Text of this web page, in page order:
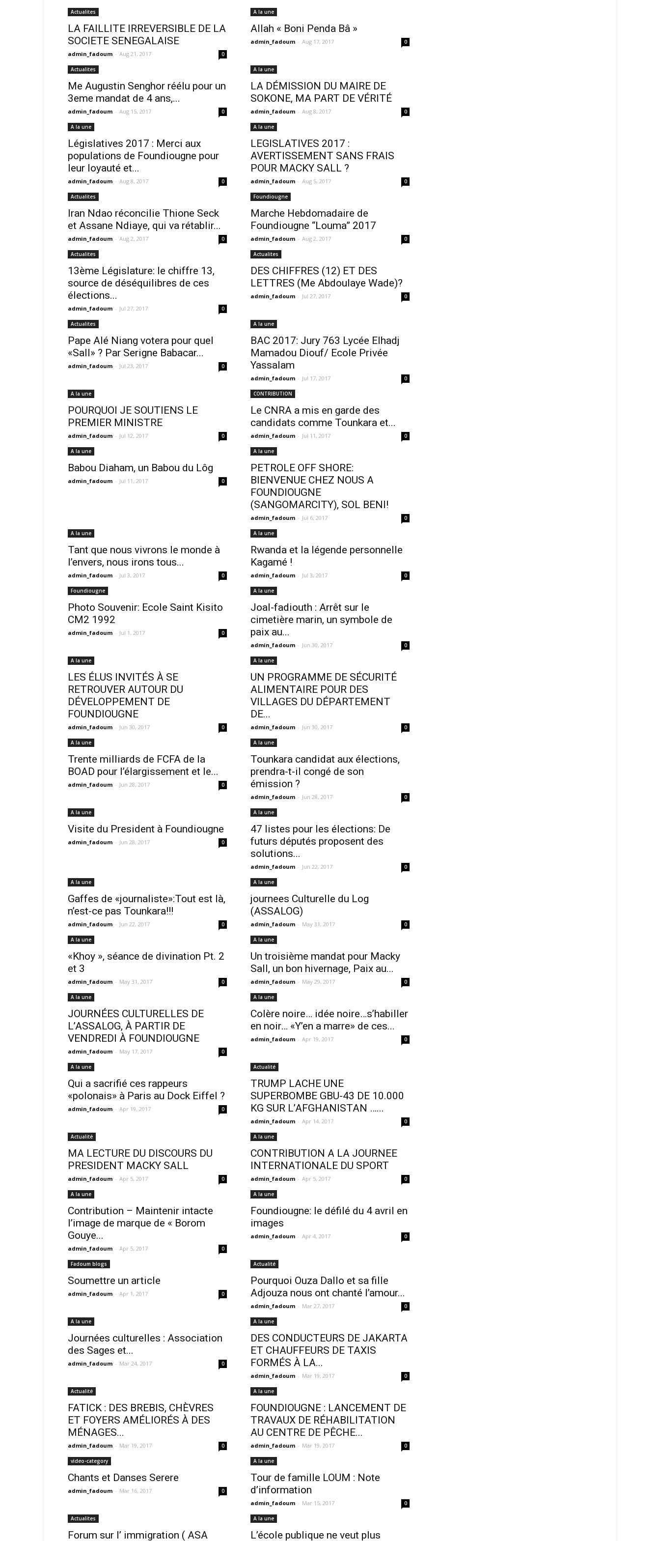
Actualites
LA FAILLITE IRREVERSIBLE DE LA
SOCIETE SENEGALAISE
admin_fadoum - Aug 21, 2017 0
A la une
Allah « Boni Penda Bâ »
admin_fadoum - Aug 17, 2017 0
Actualites
Me Augustin Senghor réélu pour un
3eme mandat de 4 ans,...
admin_fadoum - Aug 15, 2017 0
A la une
LA DÉMISSION DU MAIRE DE
SOKONE, MA PART DE VÉRITÉ
admin_fadoum - Aug 8, 2017 0
A la une
Législatives 2017 : Merci aux
populations de Foundiougne pour
leur loyauté et...
admin_fadoum - Aug 8, 2017 0
A la une
LEGISLATIVES 2017 :
AVERTISSEMENT SANS FRAIS
POUR MACKY SALL ?
admin_fadoum - Aug 5, 2017 0
Actualites
Iran Ndao réconcilie Thione Seck
et Assane Ndiaye, qui va rétablir...
admin_fadoum - Aug 2, 2017 0
Foundiougne
Marche Hebdomadaire de
Foundiougne “Louma” 2017
admin_fadoum - Aug 2, 2017 0
Actualites
13ème Législature: le chiffre 13,
source de déséquilibres de ces
élections...
admin_fadoum - Jul 27, 2017 0
Actualites
DES CHIFFRES (12) ET DES
LETTRES (Me Abdoulaye Wade)?
admin_fadoum - Jul 27, 2017 0
Actualites
Pape Alé Niang votera pour quel
«Sall» ? Par Serigne Babacar...
admin_fadoum - Jul 23, 2017 0
A la une
BAC 2017: Jury 763 Lycée Elhadj
Mamadou Diouf/ Ecole Privée
Yassalam
admin_fadoum - Jul 17, 2017 0
A la une
POURQUOI JE SOUTIENS LE
PREMIER MINISTRE
admin_fadoum - Jul 12, 2017 0
CONTRIBUTION
Le CNRA a mis en garde des
candidats comme Tounkara et...
admin_fadoum - Jul 11, 2017 0
A la une
Babou Diaham, un Babou du Lôg
admin_fadoum - Jul 11, 2017 0
A la une
PETROLE OFF SHORE:
BIENVENUE CHEZ NOUS A
FOUNDIOUGNE
(SANGOMARCITY), SOL BENI!
admin_fadoum - Jul 6, 2017 0
A la une
Tant que nous vivrons le monde à
l’envers, nous irons tous...
admin_fadoum - Jul 3, 2017 0
A la une
Rwanda et la légende personnelle
Kagamé !
admin_fadoum - Jul 3, 2017 0
Foundiougne
Photo Souvenir: Ecole Saint Kisito
CM2 1992
admin_fadoum - Jul 1, 2017 0
A la une
Joal-fadiouth : Arrêt sur le
cimetière marin, un symbole de
paix au...
admin_fadoum - Jun 30, 2017 0
A la une
LES ÉLUS INVITÉS À SE
RETROUVER AUTOUR DU
DÉVELOPPEMENT DE
FOUNDIOUGNE
admin_fadoum - Jun 30, 2017 0
A la une
UN PROGRAMME DE SÉCURITÉ
ALIMENTAIRE POUR DES
VILLAGES DU DÉPARTEMENT
DE...
admin_fadoum - Jun 30, 2017 0
A la une
Trente milliards de FCFA de la
BOAD pour l’élargissement et le...
admin_fadoum - Jun 28, 2017 0
A la une
Tounkara candidat aux élections,
prendra-t-il congé de son
émission ?
admin_fadoum - Jun 28, 2017 0
A la une
Visite du President à Foundiougne
admin_fadoum - Jun 28, 2017 0
A la une
47 listes pour les élections: De
futurs députés proposent des
solutions...
admin_fadoum - Jun 22, 2017 0
A la une
Gaffes de «journaliste»:Tout est là,
n’est-ce pas Tounkara!!!
admin_fadoum - Jun 22, 2017 0
A la une
journees Culturelle du Log
(ASSALOG)
admin_fadoum - May 31, 2017 0
A la une
«Khoy », séance de divination Pt. 2
et 3
admin_fadoum - May 31, 2017 0
A la une
Un troisième mandat pour Macky
Sall, un bon hivernage, Paix au...
admin_fadoum - May 29, 2017 0
A la une
JOURNÉES CULTURELLES DE
L’ASSALOG, À PARTIR DE
VENDREDI À FOUNDIOUGNE
admin_fadoum - May 17, 2017 0
A la une
Colère noire… idée noire…s’habiller
en noir… «Y’en a marre» de ces...
admin_fadoum - Apr 19, 2017 0
A la une
Qui a sacrifié ces rappeurs
«polonais» à Paris au Dock Eiffel ?
admin_fadoum - Apr 19, 2017 0
Actualité
TRUMP LACHE UNE
SUPERBOMBE GBU-43 DE 10.000
KG SUR L’AFGHANISTAN …...
admin_fadoum - Apr 14, 2017 0
Actualité
MA LECTURE DU DISCOURS DU
PRESIDENT MACKY SALL
admin_fadoum - Apr 5, 2017 0
A la une
CONTRIBUTION A LA JOURNEE
INTERNATIONALE DU SPORT
admin_fadoum - Apr 5, 2017 0
A la une
Contribution – Maintenir intacte
l’image de marque de « Borom
Gouye...
admin_fadoum - Apr 5, 2017 0
A la une
Foundiougne: le défilé du 4 avril en
images
admin_fadoum - Apr 4, 2017 0
Fadoum blogs
Soumettre un article
admin_fadoum - Apr 1, 2017 0
Actualité
Pourquoi Ouza Dallo et sa fille
Adjouza nous ont chanté l’amour...
admin_fadoum - Mar 27, 2017 0
A la une
Journées culturelles : Association
des Sages et...
admin_fadoum - Mar 24, 2017 0
A la une
DES CONDUCTEURS DE JAKARTA
ET CHAUFFEURS DE TAXIS
FORMÉS À LA...
admin_fadoum - Mar 19, 2017 0
Actualité
FATICK : DES BREBIS, CHÈVRES
ET FOYERS AMÉLIORÉS À DES
MÉNAGES...
admin_fadoum - Mar 19, 2017 0
A la une
FOUNDIOUGNE : LANCEMENT DE
TRAVAUX DE RÉHABILITATION
AU CENTRE DE PÊCHE...
admin_fadoum - Mar 19, 2017 0
video-category
Chants et Danses Serere
admin_fadoum - Mar 16, 2017 0
A la une
Tour de famille LOUM : Note
d’information
admin_fadoum - Mar 15, 2017 0
Actualites
Forum sur l’ immigration ( ASA
A la une
L’école publique ne veut plus